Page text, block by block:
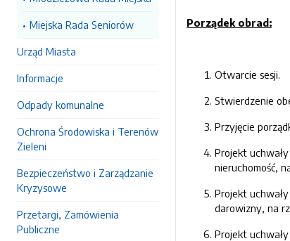
Miejska Rada Seniorów
Urząd Miasta
Informacje
Odpady komunalne
Ochrona Środowiska i Terenów
Zieleni
Bezpieczeństwo i Zarządzanie
Kryzysowe
Przetargi, Zamówienia
Publiczne
Porządek obrad:
Otwarcie sesji.
Stwierdzenie
Przyjęcie
Projekt
nieruchomość,
Projekt
darowizny, na
Projekt